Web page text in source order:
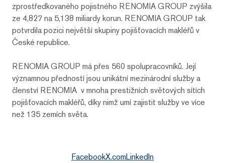
zprostředkovaného pojistného RENOMIA GROUP zvýšila
ze 4,827 na 5,138 miliardy korun. RENOMIA GROUP tak
potvrdila pozici největší skupiny pojišťovacích makléřů v
České republice.
RENOMIA GROUP má přes 560 spolupracovníků. Její
významnou předností jsou unikátní mezinárodní služby a
členství RENOMIA v mnoha prestižních světových sítích
pojišťovacích makléřů, díky nimž umí zajistit služby ve více
než 135 zemích světa.
FacebookX.comLinkedIn